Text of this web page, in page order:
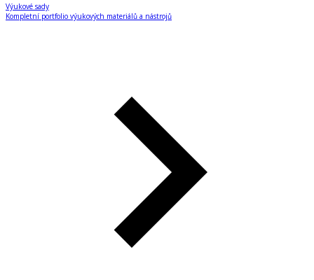
Výukové sady
Kompletní portfolio výukových materiálů a nástrojů